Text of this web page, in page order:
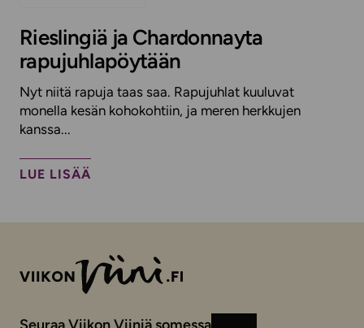
Rieslingiä ja Chardonnayta
rapujuhlapöytään
Nyt niitä rapuja taas saa. Rapujuhlat kuuluvat
monella kesän kohokohtiin, ja meren herkkujen
kanssa...
LUE LISÄÄ